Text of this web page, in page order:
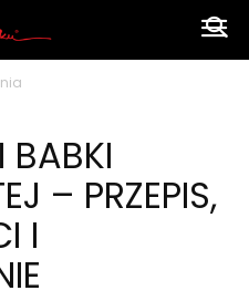
BABKI
– PRZEPIS,
I